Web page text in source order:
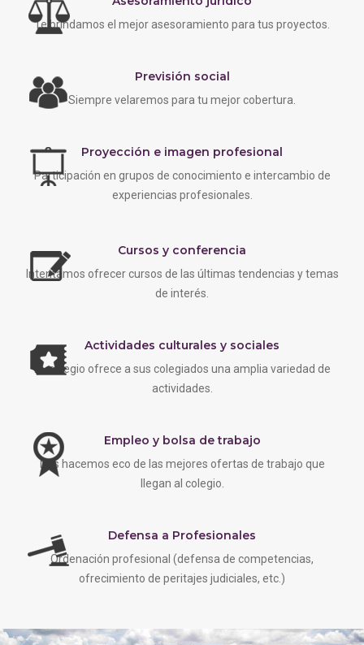
Te brindamos el mejor asesoramiento para tus proyectos.
Previsión social
Siempre velaremos para tu mejor cobertura.
Proyección e imagen profesional
Participación en grupos de conocimiento e intercambio de
experiencias profesionales.
Cursos y conferencia
Intentamos ofrecer cursos de las últimas tendencias y temas
de interés.
Actividades culturales y sociales
EL colegio ofrece a sus colegiados una amplia variedad de
actividades.
Empleo y bolsa de trabajo
Nos hacemos eco de las mejores ofertas de trabajo que
llegan al colegio.
Defensa a Profesionales
Ordenación profesional (defensa de competencias,
ofrecimiento de peritajes judiciales, etc.)